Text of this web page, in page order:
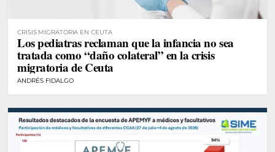
CRISIS MIGRATORIA EN CEUTA
Los pediatras reclaman que la infancia no sea
tratada como “daño colateral” en la crisis
migratoria de Ceuta
ANDRÉS FIDALGO